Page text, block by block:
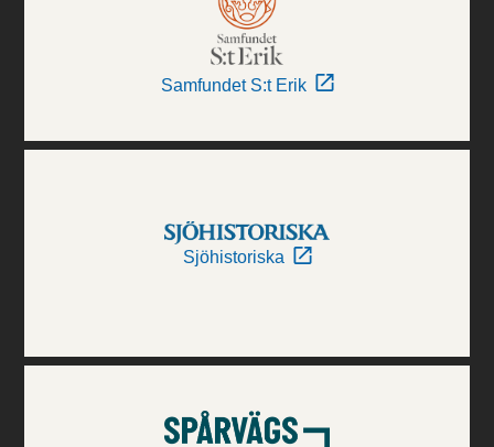
Samfundet S:t Erik
Sjöhistoriska